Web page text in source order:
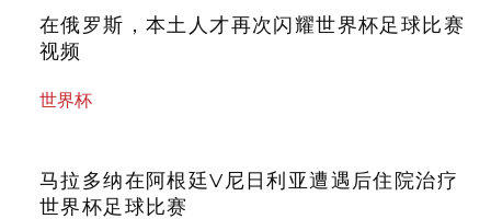
在俄罗斯，本土人才再次闪耀世界杯足球比赛
视频
世界杯
马拉多纳在阿根廷V尼日利亚遭遇后住院治疗
世界杯足球比赛